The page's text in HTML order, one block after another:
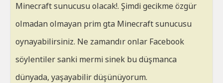
Minecraft sunucusu olacak!. Şimdi gecikme özgür
olmadan olmayan prim gta Minecraft sunucusu
oynayabilirsiniz. Ne zamandır onlar Facebook
söylentiler sanki mermi sinek bu düşmanca
dünyada, yaşayabilir düşünüyorum.